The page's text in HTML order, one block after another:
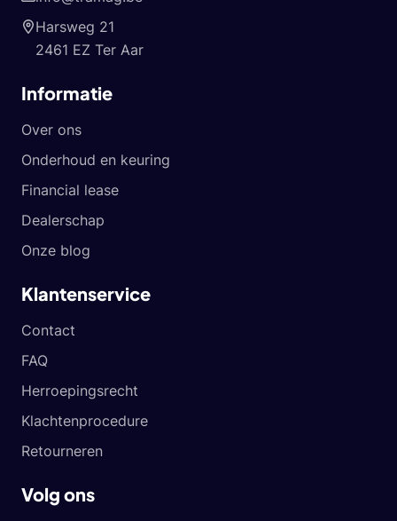
Harsweg 21
2461 EZ Ter Aar
Informatie
Over ons
Onderhoud en keuring
Financial lease
Dealerschap
Onze blog
Klantenservice
Contact
FAQ
Herroepingsrecht
Klachtenprocedure
Retourneren
Volg ons